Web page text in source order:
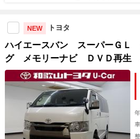
NEW トヨタ
ハイエースバン スーパーＧＬ
グ メモリーナビ ＤＶＤ再生
システム ＥＴＣ ＬＥＤヘッ
ーゼル